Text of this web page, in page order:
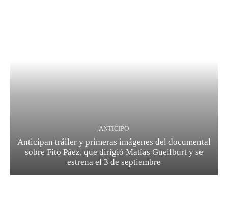
-ANTICIPO
Anticipan tráiler y primeras imágenes del documental
sobre Fito Páez, que dirigió Matías Gueilburt y se
estrena el 3 de septiembre